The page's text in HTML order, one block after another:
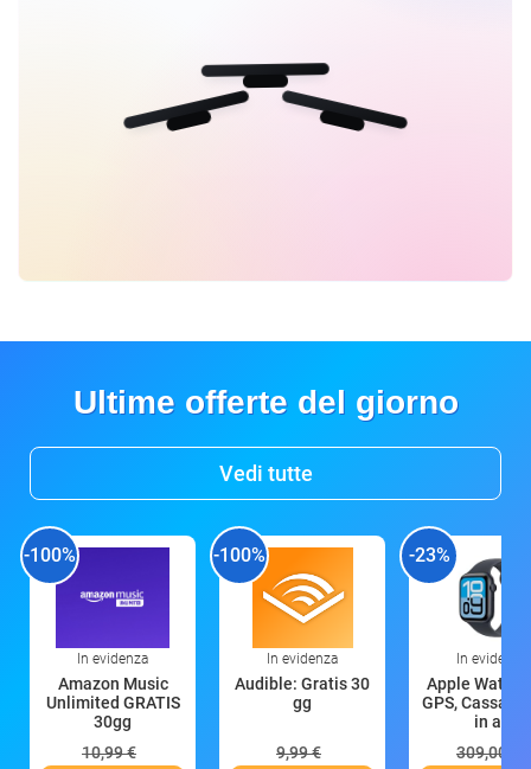
Ultime offerte del giorno
Vedi tutte
-100%
In evidenza
Amazon Music
Unlimited GRATIS
30gg
10,99 €
-100%
In evidenza
Audible: Gratis 30
gg
9,99 €
-23%
In evidenza
Apple Watch
GPS, Cassa
in all
309,00 €